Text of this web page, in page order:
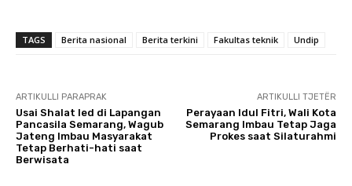
TAGS Berita nasional Berita terkini Fakultas teknik Undip
ARTIKULLI PARAPRAK
Usai Shalat Ied di Lapangan
Pancasila Semarang, Wagub
Jateng Imbau Masyarakat
Tetap Berhati-hati saat
Berwisata
ARTIKULLI TJETËR
Perayaan Idul Fitri, Wali Kota
Semarang Imbau Tetap Jaga
Prokes saat Silaturahmi